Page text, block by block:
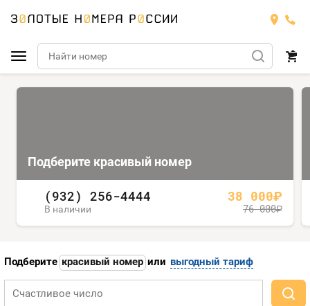
МТС
Билайн
БИЛАЙН
Мегафон
Тарифы
Теле2
ТЕЛЕ2
Тарифы
Йота
ЙОТА
Продать номер
Подберите красивый номер
(932) 256-4444
В наличии
38 000руб.
76 000руб.
Подберитекрасивый номерили выгодный тариф